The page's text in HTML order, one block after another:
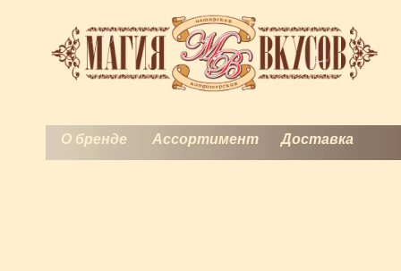
О бренде Ассортимент Доставка